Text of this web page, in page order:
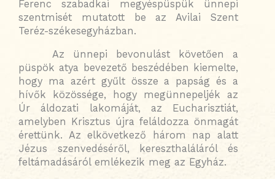
Ferenc szabadkai megyéspüspük ünnepi
szentmisét mutatott be az Avilai Szent
Teréz-székesegyházban.
Az ünnepi bevonulást követően a
püspök atya bevezető beszédében kiemelte,
hogy ma azért gyűlt össze a papság és a
hívők közössége, hogy megünnepeljék az
Úr áldozati lakomáját, az Eucharisztiát,
amelyben Krisztus újra feláldozza önmagát
érettünk. Az elkövetkező három nap alatt
Jézus szenvedéséről, kereszthaláláról és
feltámadásáról emlékezik meg az Egyház.